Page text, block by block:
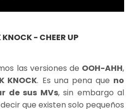
- CHEER UP
las versiones de OOH-AHH,
KNOCK. Es una pena que no
de sus MVs, sin embargo al
que existen solo pequeños